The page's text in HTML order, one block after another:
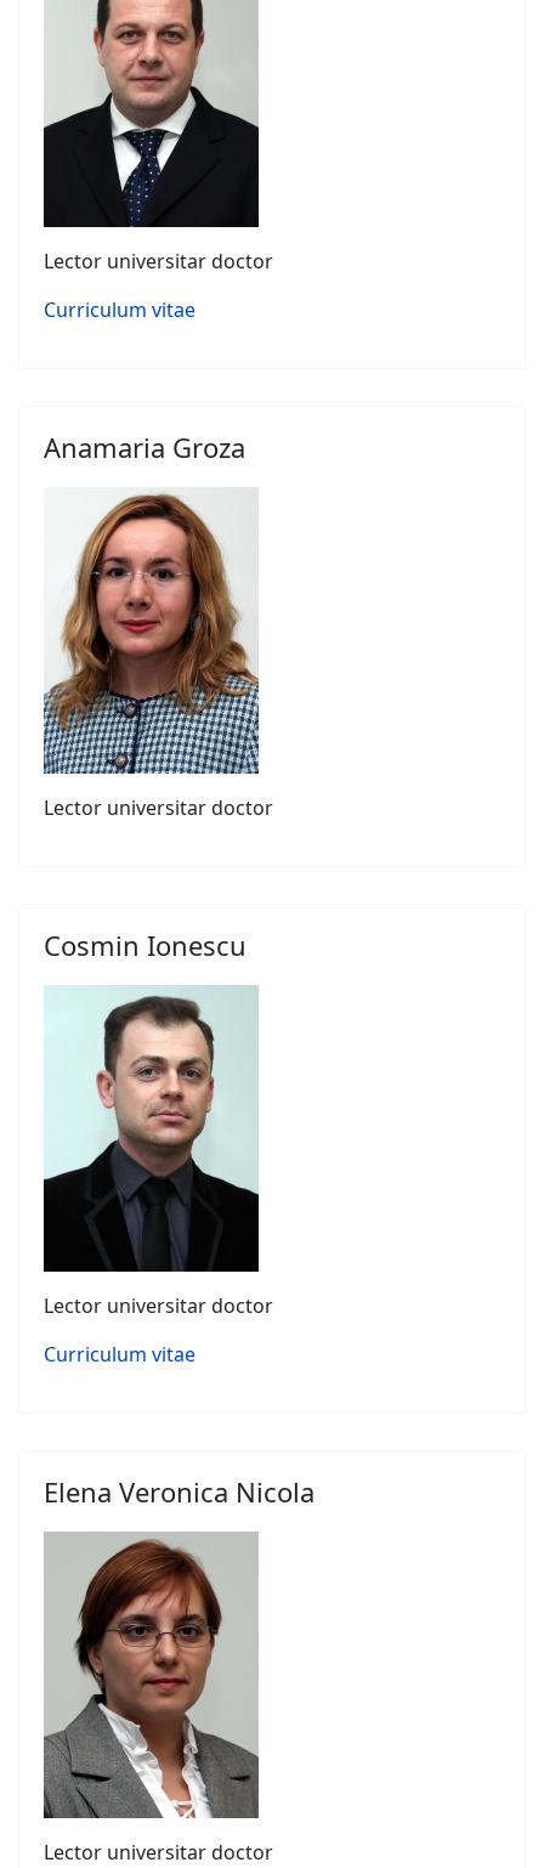
Lector universitar doctor
Curriculum vitae
Anamaria Groza
Lector universitar doctor
Cosmin Ionescu
Lector universitar doctor
Curriculum vitae
Elena Veronica Nicola
Lector universitar doctor